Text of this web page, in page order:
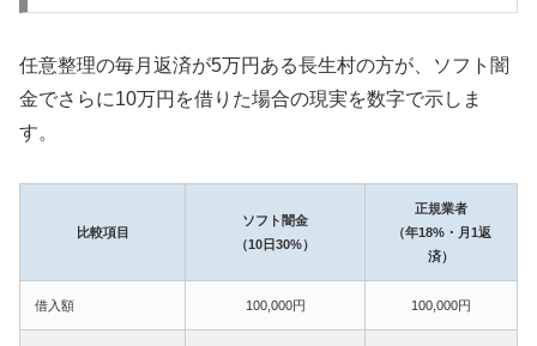
任意整理の毎月返済が5万円ある長生村の方が、ソフト闇
金でさらに10万円を借りた場合の現実を数字で示しま
す。
比較項目
ソフト闇金
（10日30%）
正規業者
（年18%・月1返
済）
借入額 100,000円 100,000円